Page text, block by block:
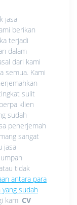
jasa
berikan
terjadi
dalam
dari kami
semua. Kami
sulit
klien
sudah
penerjemah
sangat
jasa
tidak
antara para
sudah
kami CV